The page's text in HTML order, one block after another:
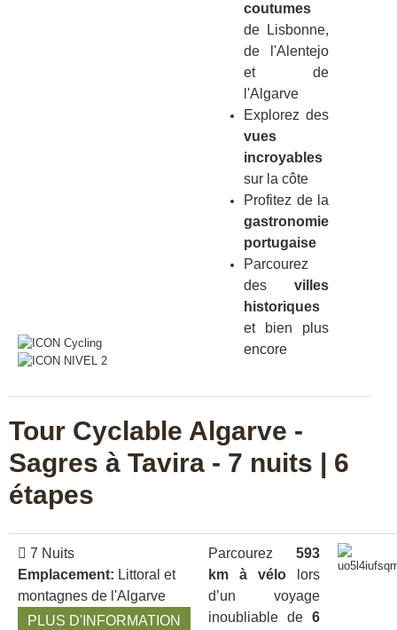
coutumes
de Lisbonne,
de l'Alentejo
et de
l'Algarve
Explorez des
vues
incroyables
sur la côte
Profitez de la
gastronomie
portugaise
Parcourez
des villes
historiques
et bien plus
encore
Tour Cyclable Algarve -
Sagres à Tavira - 7 nuits | 6
étapes
7 Nuits
Emplacement: Littoral et
montagnes de l'Algarve
PLUS D'INFORMATION
Parcourez 593
km à vélo lors
d’un voyage
inoubliable de 6